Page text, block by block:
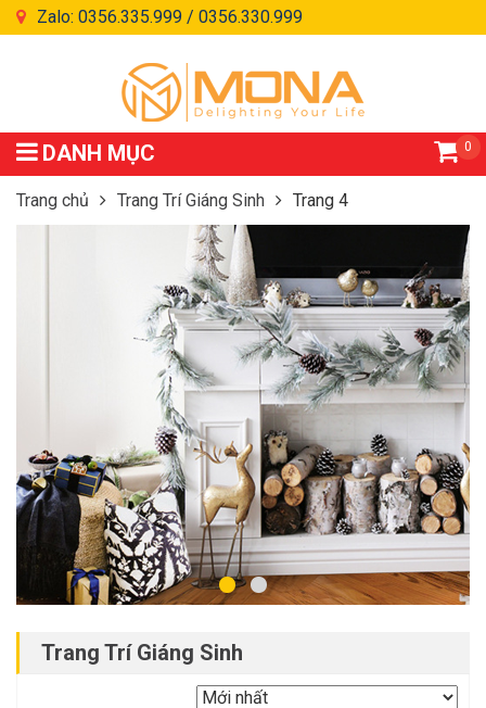
Zalo: 0356.335.999 / 0356.330.999
DANH MỤC 0
Trang chủ Trang Trí Giáng Sinh Trang 4
Trang Trí Giáng Sinh